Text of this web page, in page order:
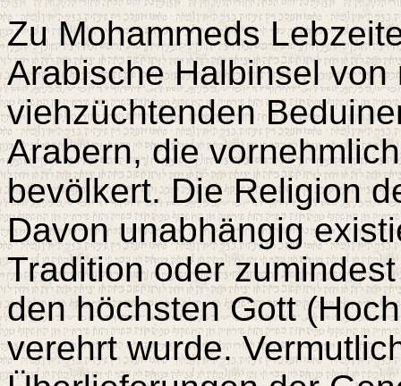
Zu Mohammeds
Arabische Halbinsel von
viehzüchtenden
Arabern, die
bevölkert. Die Religion
Davon unabhängig
Tradition oder
den höchsten Gott
verehrt wurde.